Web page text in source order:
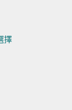
擇